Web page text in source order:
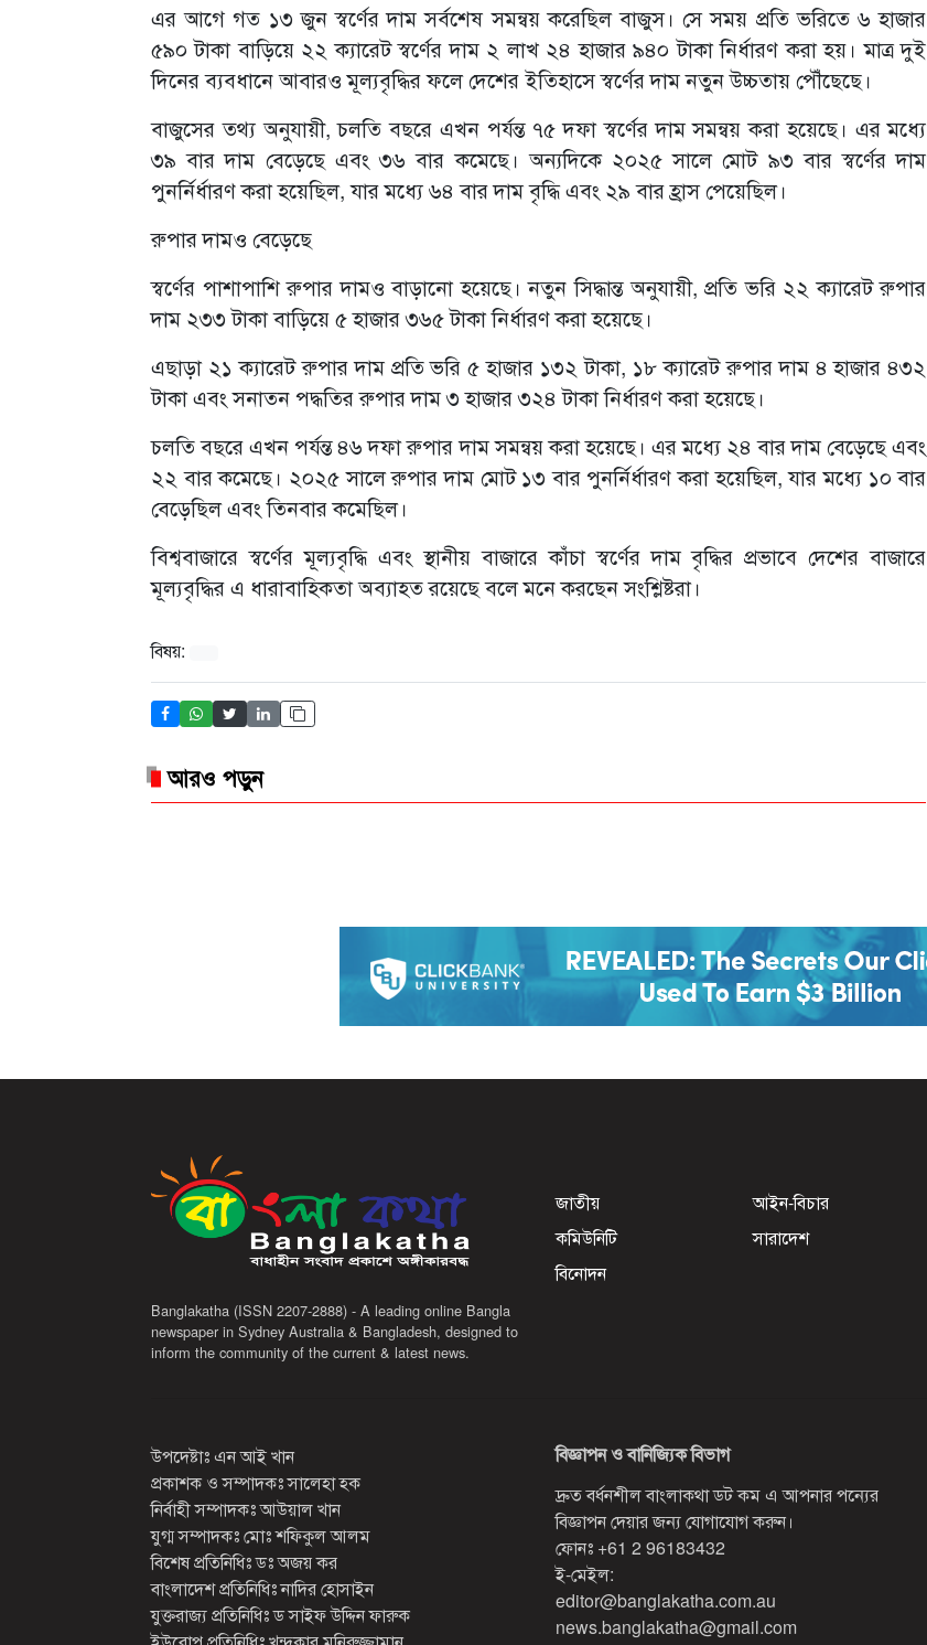
এর আগে গত ১৩ জুন স্বর্ণের দাম সর্বশেষ সমন্বয় করেছিল বাজুস। সে সময় প্রতি ভরিতে ৬ হাজার
৫৯০ টাকা বাড়িয়ে ২২ ক্যারেট স্বর্ণের দাম ২ লাখ ২৪ হাজার ৯৪০ টাকা নির্ধারণ করা হয়। মাত্র দুই
দিনের ব্যবধানে আবারও মূল্যবৃদ্ধির ফলে দেশের ইতিহাসে স্বর্ণের দাম নতুন উচ্চতায় পৌঁছেছে।
বাজুসের তথ্য অনুযায়ী, চলতি বছরে এখন পর্যন্ত ৭৫ দফা স্বর্ণের দাম সমন্বয় করা হয়েছে। এর মধ্যে
৩৯ বার দাম বেড়েছে এবং ৩৬ বার কমেছে। অন্যদিকে ২০২৫ সালে মোট ৯৩ বার স্বর্ণের দাম
পুনর্নির্ধারণ করা হয়েছিল, যার মধ্যে ৬৪ বার দাম বৃদ্ধি এবং ২৯ বার হ্রাস পেয়েছিল।
রুপার দামও বেড়েছে
স্বর্ণের পাশাপাশি রুপার দামও বাড়ানো হয়েছে। নতুন সিদ্ধান্ত অনুযায়ী, প্রতি ভরি ২২ ক্যারেট রুপার
দাম ২৩৩ টাকা বাড়িয়ে ৫ হাজার ৩৬৫ টাকা নির্ধারণ করা হয়েছে।
এছাড়া ২১ ক্যারেট রুপার দাম প্রতি ভরি ৫ হাজার ১৩২ টাকা, ১৮ ক্যারেট রুপার দাম ৪ হাজার ৪৩২
টাকা এবং সনাতন পদ্ধতির রুপার দাম ৩ হাজার ৩২৪ টাকা নির্ধারণ করা হয়েছে।
চলতি বছরে এখন পর্যন্ত ৪৬ দফা রুপার দাম সমন্বয় করা হয়েছে। এর মধ্যে ২৪ বার দাম বেড়েছে এবং
২২ বার কমেছে। ২০২৫ সালে রুপার দাম মোট ১৩ বার পুনর্নির্ধারণ করা হয়েছিল, যার মধ্যে ১০ বার
বেড়েছিল এবং তিনবার কমেছিল।
বিশ্ববাজারে স্বর্ণের মূল্যবৃদ্ধি এবং স্থানীয় বাজারে কাঁচা স্বর্ণের দাম বৃদ্ধির প্রভাবে দেশের বাজারে
মূল্যবৃদ্ধির এ ধারাবাহিকতা অব্যাহত রয়েছে বলে মনে করছেন সংশ্লিষ্টরা।
বিষয়:
আরও পড়ুন
Banglakatha (ISSN 2207-2888) - A leading online Bangla
newspaper in Sydney Australia & Bangladesh, designed to
inform the community of the current & latest news.
জাতীয় আইন-বিচার
কমিউনিটি
সারাদেশ
বিনোদন
উপদেষ্টাঃ এন আই খান
প্রকাশক ও সম্পাদকঃ সালেহা হক
নির্বাহী সম্পাদকঃ আউয়াল খান
যুগ্ম সম্পাদকঃ মোঃ শফিকুল আলম
বিশেষ প্রতিনিধিঃ ডঃ অজয় কর
বাংলাদেশ প্রতিনিধিঃ নাদির হোসাইন
যুক্তরাজ্য প্রতিনিধিঃ ড সাইফ উদ্দিন ফারুক
বিজ্ঞাপন ও বানিজ্যিক বিভাগ
দ্রুত বর্ধনশীল বাংলাকথা ডট কম এ আপনার পন্যের
বিজ্ঞাপন দেয়ার জন্য যোগাযোগ করুন।
ফোনঃ +61 2 96183432
ই-মেইল:
editor@banglakatha.com.au
news.banglakatha@gmail.com